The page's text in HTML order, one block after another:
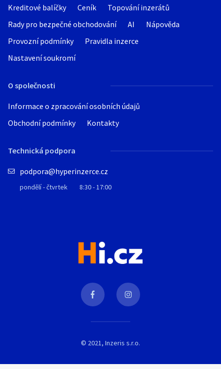
Kreditové balíčky Ceník
Topování inzerátů
Rady pro bezpečné obchodování
AI
Nápověda
Provozní podmínky
Pravidla inzerce
Nastavení soukromí
O společnosti
Informace o zpracování osobních údajů
Obchodní podmínky
Kontakty
Technická podpora
podpora@hyperinzerce.cz
pondělí - čtvrtek 8:30 - 17:00
© 2021, Inzeris s.r.o.